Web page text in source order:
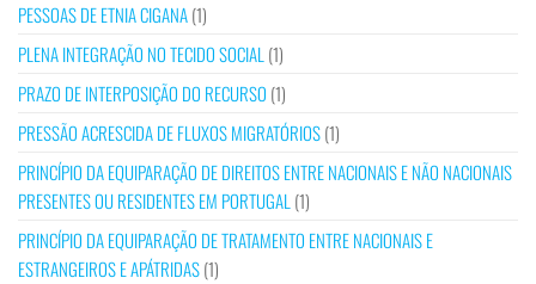
PESSOAS DE ETNIA CIGANA(1)
PLENA INTEGRAÇÃO NO TECIDO SOCIAL (1)
PRAZO DE INTERPOSIÇÃO DO RECURSO (1)
PRESSÃO ACRESCIDA DE FLUXOS MIGRATÓRIOS(1)
PRINCÍPIO DA EQUIPARAÇÃO DE DIREITOS ENTRE NACIONAIS E NÃO NACIONAIS
PRESENTES OU RESIDENTES EM PORTUGAL (1)
PRINCÍPIO DA EQUIPARAÇÃO DE TRATAMENTO ENTRE NACIONAIS E
ESTRANGEIROS E APÁTRIDAS(1)